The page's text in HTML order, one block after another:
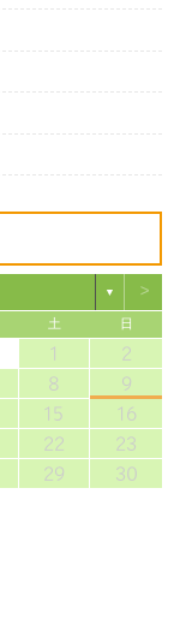
▼ >
土 日
1
2
8
9
15
16
22
23
29
30